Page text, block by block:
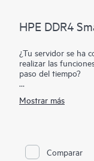
HPE DDR4
¿Tu servidor se ha
realizar las
paso del tiempo?
usuarios de
funciona a la
entre la memoria
Mostrar más
Comparar